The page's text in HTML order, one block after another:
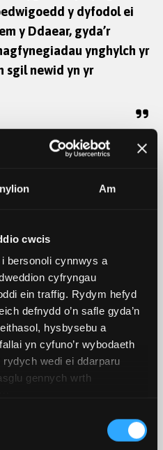
Am
cwcis
bersonoli cynnwys a
cyfryngau
ein traffig. Rydym hefyd
defnydd o’n safle gyda’n
hysbysebu a
yn cyfuno’r wybodaeth
wedi ei ddarparu
gennych wrth
y dyfodol ei
y Ddaear, gyda’r
ynghylch yr
sgil newid yn yr
a Naturiol